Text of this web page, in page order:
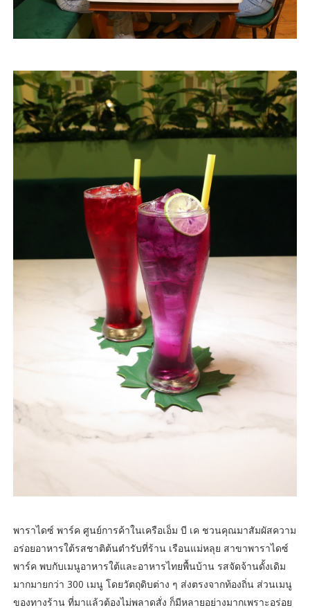
พาราไดซ์ พาร์ค ศูนย์การค้าในเครือเอ็ม บี เค ชวนคุณมาสัมผัสความ
อร่อยอาหารใต้รสชาติต้นตำรับที่ร้าน เรือนแม่หลุย สาขาพาราไดซ์
พาร์ค พบกับเมนูอาหารใต้และอาหารไทยพื้นบ้าน รสจัดจ้านดั้งเดิม
มากมายกว่า 300 เมนู โดยวัตถุดิบต่าง ๆ ส่งตรงจากท้องถิ่น ส่วนเมนู
ของทางร้าน ที่มาแล้วต้องไม่พลาดสั่ง ก็มีหลายอย่างมากเพราะอร่อย